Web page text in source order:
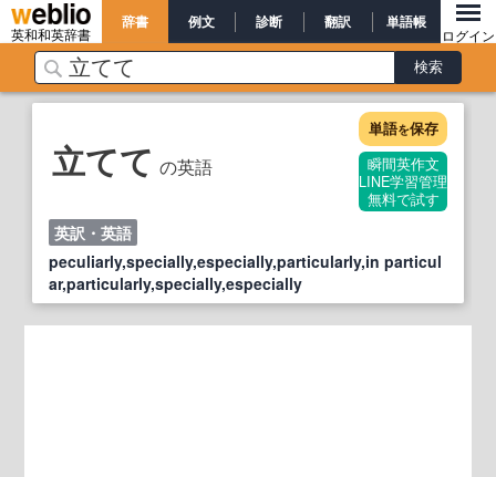
英和和英辞書
辞書 例文 診断 翻訳 単語帳
ログイン
立てて の英語
単語を保存
瞬間英作文
LINE学習管理
無料で試す
英訳・英語
peculiarly,specially,especially,particularly,in particul
ar,particularly,specially,especially